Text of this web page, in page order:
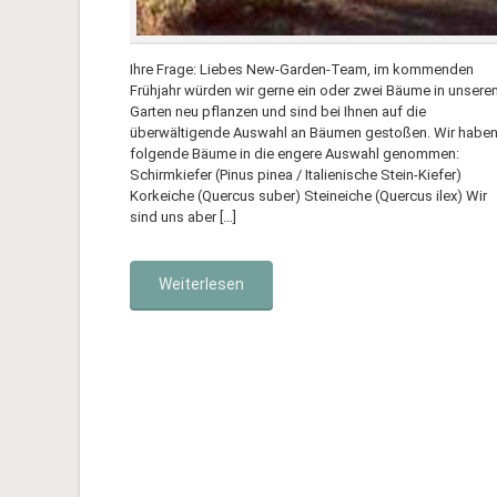
Ihre Frage: Liebes New-Garden-Team, im kommenden
Frühjahr würden wir gerne ein oder zwei Bäume in
Garten neu pflanzen und sind bei Ihnen auf die
überwältigende Auswahl an Bäumen gestoßen. Wir haben
folgende Bäume in die engere Auswahl genommen:
Schirmkiefer (Pinus pinea / Italienische Stein-Kiefer)
Korkeiche (Quercus suber) Steineiche (Quercus ilex) Wir
sind uns aber […]
Weiterlesen